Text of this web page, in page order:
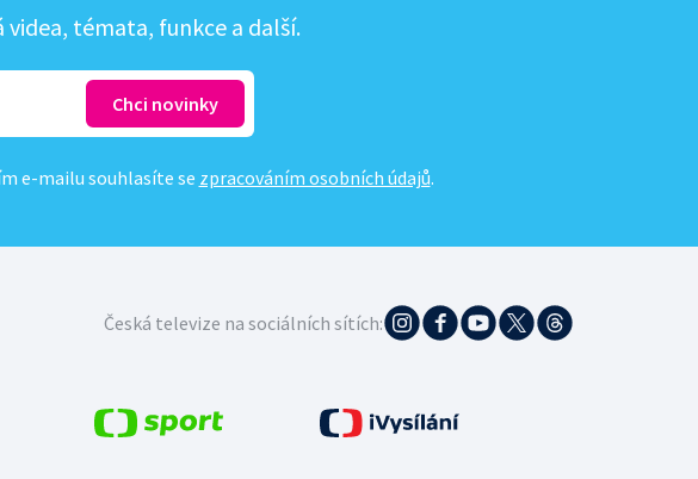
videa, témata, funkce a další.
e-mailu souhlasíte se zpracováním osobních údajů.